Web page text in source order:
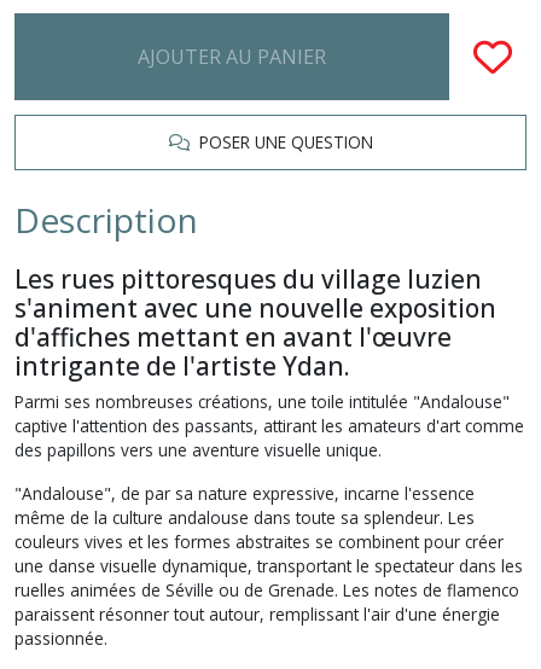
AJOUTER AU PANIER
POSER UNE QUESTION
Description
Les rues pittoresques du village luzien
s'animent avec une nouvelle exposition
d'affiches mettant en avant l'œuvre
intrigante de l'artiste Ydan.
Parmi ses nombreuses créations, une toile intitulée "Andalouse"
captive l'attention des passants, attirant les amateurs d'art comme
des papillons vers une aventure visuelle unique.
"Andalouse", de par sa nature expressive, incarne l'essence
même de la culture andalouse dans toute sa splendeur. Les
couleurs vives et les formes abstraites se combinent pour créer
une danse visuelle dynamique, transportant le spectateur dans les
ruelles animées de Séville ou de Grenade. Les notes de flamenco
paraissent résonner tout autour, remplissant l'air d'une énergie
passionnée.